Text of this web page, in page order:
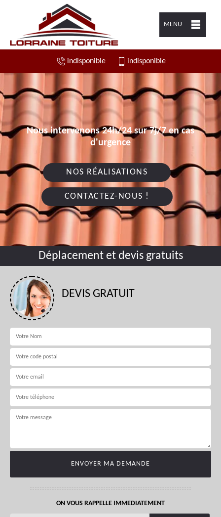
MENU
indisponible indisponible
Nous intervenons 24h/24 sur 7j/7 en cas
d'urgence
NOS RÉALISATIONS
CONTACTEZ-NOUS !
Déplacement et devis gratuits
DEVIS GRATUIT
ON VOUS RAPPELLE IMMEDIATEMENT